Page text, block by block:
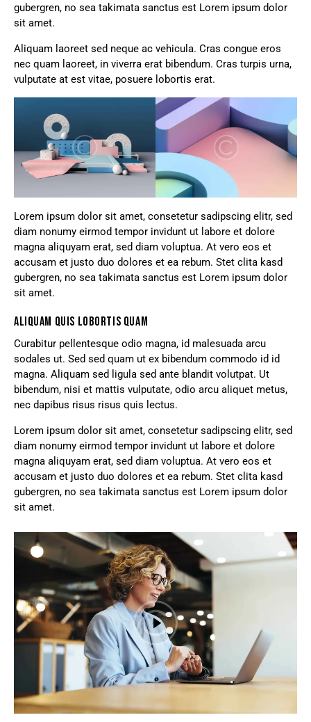
gubergren, no sea takimata sanctus est Lorem ipsum dolor
sit amet.
Aliquam laoreet sed neque ac vehicula. Cras congue eros
nec quam laoreet, in viverra erat bibendum. Cras turpis urna,
vulputate at est vitae, posuere lobortis erat.
Lorem ipsum dolor sit amet, consetetur sadipscing elitr, sed
diam nonumy eirmod tempor invidunt ut labore et dolore
magna aliquyam erat, sed diam voluptua. At vero eos et
accusam et justo duo dolores et ea rebum. Stet clita kasd
gubergren, no sea takimata sanctus est Lorem ipsum dolor
sit amet.
ALIQUAM QUIS LOBORTIS QUAM
Curabitur pellentesque odio magna, id malesuada arcu
sodales ut. Sed sed quam ut ex bibendum commodo id id
magna. Aliquam sed ligula sed ante blandit volutpat. Ut
bibendum, nisi et mattis vulputate, odio arcu aliquet metus,
nec dapibus risus risus quis lectus.
Lorem ipsum dolor sit amet, consetetur sadipscing elitr, sed
diam nonumy eirmod tempor invidunt ut labore et dolore
magna aliquyam erat, sed diam voluptua. At vero eos et
accusam et justo duo dolores et ea rebum. Stet clita kasd
gubergren, no sea takimata sanctus est Lorem ipsum dolor
sit amet.